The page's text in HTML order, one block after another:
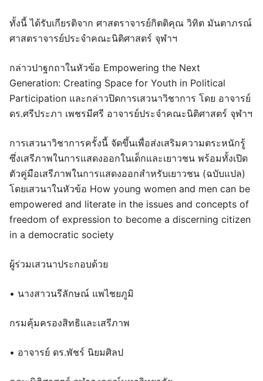
ทั้งนี้ ได้รับเกียรติจาก ศาสตราจารย์กิตติคุณ วิทิต มันตาภรณ์
ศาสตราจารย์ประจำคณะนิติศาสตร์ จุฬาฯ
กล่าวปาฐกถาในหัวข้อ Empowering the Next
Generation: Creating Space for Youth in Political
Participation และกล่าวปิดการเสวนาวิชาการ โดย อาจารย์
ดร.ศรีประภา เพชรมีศรี อาจารย์ประจำคณะนิติศาสตร์ จุฬาฯ
การเสวนาวิชาการครั้งนี้ จัดขึ้นเพื่อส่งเสริมความตระหนักรู้
ซึ่งเสรีภาพในการแสดงออกในเด็กและเยาวชน พร้อมทั้งเปิด
ตัวคู่มือเสรีภาพในการแสดงออกสำหรับเยาวชน (ฉบับแปล)
โดยเสวนาในหัวข้อ How young women and men can be
empowered and literate in the issues and concepts of
freedom of expression to become a discerning citizen
in a democratic society
ผู้ร่วมเสวนาประกอบด้วย
• นางสาวนรีลักษณ์ แพไชยภูมิ
กรมคุ้มครองสิทธิและเสรีภาพ
• อาจารย์ ดร.พัชร์ นิยมศิลป